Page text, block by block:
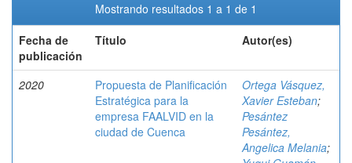
Mostrando resultados 1 a 1 de 1
Fecha de
publicación
Título Autor(es)
2020
Propuesta de Planificación
Estratégica para la
empresa FAALVID en la
ciudad de Cuenca
Ortega Vásquez,
Xavier Esteban;
Pesántez
Pesántez,
Angelica Melania;